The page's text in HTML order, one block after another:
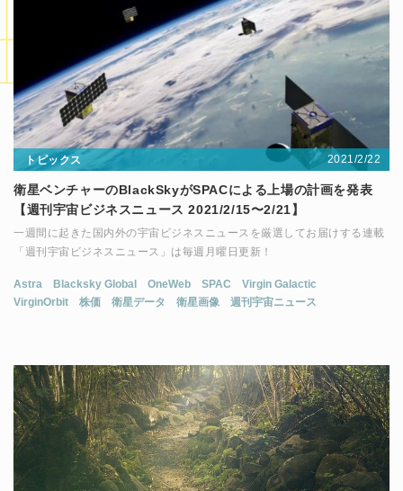
トピックス 2021/2/22
衛星ベンチャーのBlackSkyがSPACによる上場の計画を発表
【週刊宇宙ビジネスニュース 2021/2/15〜2/21】
一週間に起きた国内外の宇宙ビジネスニュースを厳選してお届けする連載
「週刊宇宙ビジネスニュース」は毎週月曜日更新！
Astra Blacksky Global OneWeb SPAC
Virgin Galactic
VirginOrbit
株価 衛星データ 衛星画像 週刊宇宙ニュース